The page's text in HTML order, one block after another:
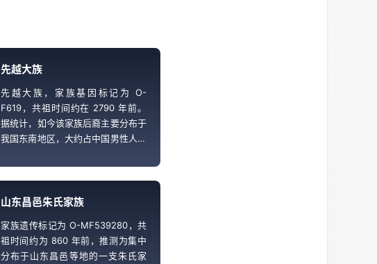
先越大族
先越大族，家族基因标记为 O-
F619，共祖时间约在 2790 年前。
据统计，如今该家族后裔主要分布于
我国东南地区，大约占中国男性人口
国先王。
山东昌邑朱氏家族
家族遗传标记为 O-MF539280，共
祖时间约为 860 年前，推测为集中
分布于山东昌邑等地的一支朱氏家